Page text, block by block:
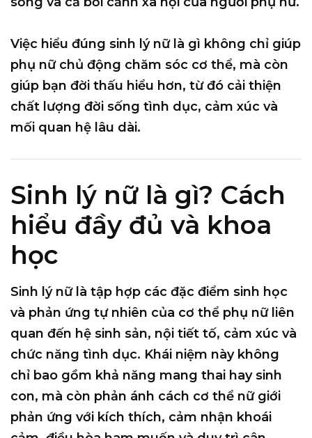
Việc hiểu đúng sinh lý nữ là gì không chỉ giúp
phụ nữ chủ động chăm sóc cơ thể, mà còn
giúp bạn đời thấu hiểu hơn, từ đó cải thiện
chất lượng đời sống tình dục, cảm xúc và
mối quan hệ lâu dài.
Sinh lý nữ là gì? Cách
hiểu đầy đủ và khoa
học
Sinh lý nữ là tập hợp các đặc điểm sinh học
và phản ứng tự nhiên của cơ thể phụ nữ liên
quan đến hệ sinh sản, nội tiết tố, cảm xúc và
chức năng tình dục. Khái niệm này không
chỉ bao gồm khả năng mang thai hay sinh
con, mà còn phản ánh cách cơ thể nữ giới
phản ứng với kích thích, cảm nhận khoái